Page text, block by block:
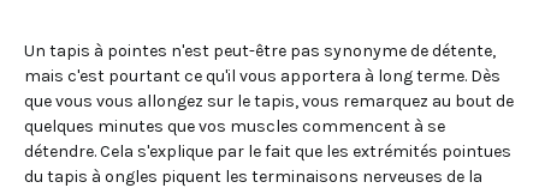
Un tapis à pointes n'est peut-être pas synonyme de détente,
mais c'est pourtant ce qu'il vous apportera à long terme. Dès
que vous vous allongez sur le tapis, vous remarquez au bout de
quelques minutes que vos muscles commencent à se
détendre. Cela s'explique par le fait que les extrémités pointues
du tapis à ongles piquent les terminaisons nerveuses de la